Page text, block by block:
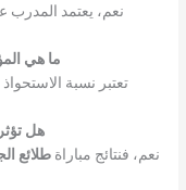
نعم، يعتمد المدرب
ما هي
تعتبر نسبة
هل
نعم، فنتائج مباراة طلائع